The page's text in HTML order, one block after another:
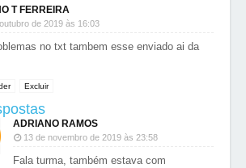
T FERREIRA
de 2019 às 16:03
no txt tambem esse enviado ai da
Excluir
ADRIANO RAMOS
13 de novembro de 2019 às 23:58
Fala turma, também estava com